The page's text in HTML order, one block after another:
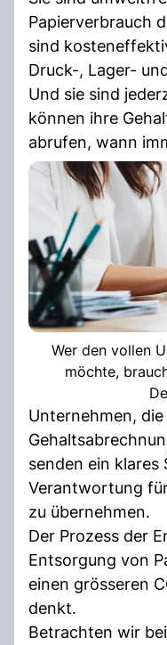
Papierverbrauch
sind
Druck-, Lager-
Und sie sind
können ihre
abrufen, wann
Wer den vollen
möchte,
Unternehmen,
senden ein klares
Verantwortung
zu übernehmen.
Der Prozess der
Entsorgung von
einen grösseren
denkt.
Betrachten wir